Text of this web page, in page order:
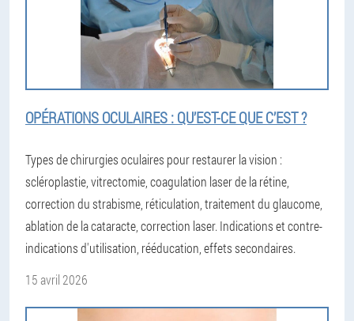
OPÉRATIONS OCULAIRES : QU’EST-CE QUE C’EST ?
Types de chirurgies oculaires pour restaurer la vision :
scléroplastie, vitrectomie, coagulation laser de la rétine,
correction du strabisme, réticulation, traitement du glaucome,
ablation de la cataracte, correction laser. Indications et contre-
indications d'utilisation, rééducation, effets secondaires.
15 avril 2026